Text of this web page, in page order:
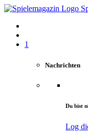
1
Nachrichten
Du bist
Log